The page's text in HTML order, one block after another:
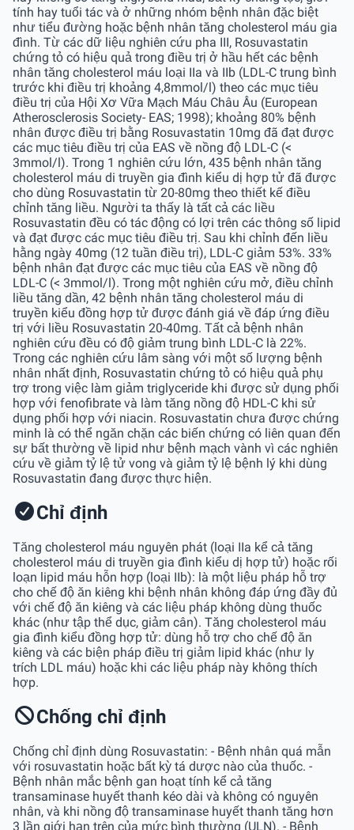
tính hay tuổi tác và ở những nhóm bệnh nhân đặc biệt
như tiểu đường hoặc bệnh nhân tăng cholesterol máu gia
đình. Từ các dữ liệu nghiên cứu pha III, Rosuvastatin
chứng tỏ có hiệu quả trong điều trị ở hầu hết các bệnh
nhân tăng cholesterol máu loại IIa và IIb (LDL-C trung bình
trước khi điều trị khoảng 4,8mmol/l) theo các mục tiêu
điều trị của Hội Xơ Vữa Mạch Máu Châu Âu (European
Atherosclerosis Society- EAS; 1998); khoảng 80% bệnh
nhân được điều trị bằng Rosuvastatin 10mg đã đạt được
các mục tiêu điều trị của EAS về nồng độ LDL-C (<
3mmol/l). Trong 1 nghiên cứu lớn, 435 bệnh nhân tăng
cholesterol máu di truyền gia đình kiểu dị hợp tử đã được
cho dùng Rosuvastatin từ 20-80mg theo thiết kế điều
chỉnh tăng liều. Người ta thấy là tất cả các liều
Rosuvastatin đều có tác động có lợi trên các thông số lipid
và đạt được các mục tiêu điều trị. Sau khi chỉnh đến liều
hằng ngày 40mg (12 tuần điều trị), LDL-C giảm 53%. 33%
bệnh nhân đạt được các mục tiêu của EAS về nồng độ
LDL-C (< 3mmol/l). Trong một nghiên cứu mở, điều chỉnh
liều tăng dần, 42 bệnh nhân tăng cholesterol máu di
truyền kiểu đồng hợp tử được đánh giá về đáp ứng điều
trị với liều Rosuvastatin 20-40mg. Tất cả bệnh nhân
nghiên cứu đều có độ giảm trung bình LDL-C là 22%.
Trong các nghiên cứu lâm sàng với một số lượng bệnh
nhân nhất định, Rosuvastatin chứng tỏ có hiệu quả phụ
trợ trong việc làm giảm triglyceride khi được sử dụng phối
hợp với fenofibrate và làm tăng nồng độ HDL-C khi sử
dụng phối hợp với niacin. Rosuvastatin chưa được chứng
minh là có thể ngăn chặn các biến chứng có liên quan đến
sự bất thường về lipid như bệnh mạch vành vì các nghiên
cứu về giảm tỷ lệ tử vong và giảm tỷ lệ bệnh lý khi dùng
Rosuvastatin đang được thực hiện.
Chỉ định
Tăng cholesterol máu nguyên phát (loại IIa kể cả tăng
cholesterol máu di truyền gia đình kiểu dị hợp tử) hoặc rối
loạn lipid máu hỗn hợp (loại IIb): là một liệu pháp hỗ trợ
cho chế độ ăn kiêng khi bệnh nhân không đáp ứng đầy đủ
với chế độ ăn kiêng và các liệu pháp không dùng thuốc
khác (như tập thể dục, giảm cân). Tăng cholesterol máu
gia đình kiểu đồng hợp tử: dùng hỗ trợ cho chế độ ăn
kiêng và các biện pháp điều trị giảm lipid khác (như ly
trích LDL máu) hoặc khi các liệu pháp này không thích
hợp.
Chống chỉ định
Chống chỉ định dùng Rosuvastatin: - Bệnh nhân quá mẫn
với rosuvastatin hoặc bất kỳ tá dược nào của thuốc. -
Bệnh nhân mắc bệnh gan hoạt tính kể cả tăng
transaminase huyết thanh kéo dài và không có nguyên
nhân, và khi nồng độ transaminase huyết thanh tăng hơn
3 lần giới hạn trên của mức bình thường (ULN). - Bệnh